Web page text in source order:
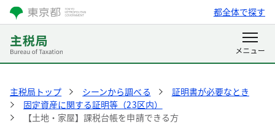
都全体で探す
主税局トップ シーンから調べる
証明書が必要なとき
固定資産に関する証明等（23区内）
【土地・家屋】課税台帳を申請できる方